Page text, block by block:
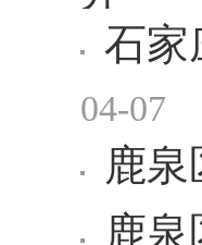
石家
04-07
鹿
鹿